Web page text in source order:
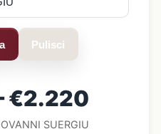
Pulisci
€2.220
SUERGIU